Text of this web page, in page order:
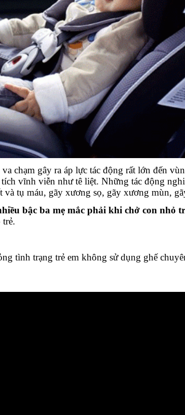
chạm gây ra áp lực tác động rất lớn đến
vĩnh viễn như tê liệt. Những tác động
và tụ máu, gãy xương sọ, gãy xương mùn,
bậc ba mẹ mắc phải khi chở con nhỏ
trẻ.
tình trạng trẻ em không sử dụng ghế